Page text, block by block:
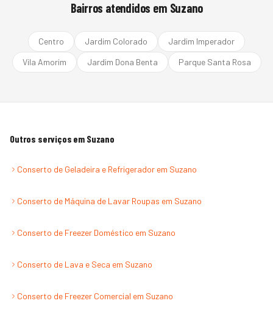
Bairros atendidos em Suzano
Centro Jardim Colorado
Jardim Imperador
Vila Amorim
Jardim Dona Benta Parque Santa Rosa
Outros serviços em Suzano
Conserto de Geladeira e Refrigerador em Suzano
Conserto de Máquina de Lavar Roupas em Suzano
Conserto de Freezer Doméstico em Suzano
Conserto de Lava e Seca em Suzano
Conserto de Freezer Comercial em Suzano